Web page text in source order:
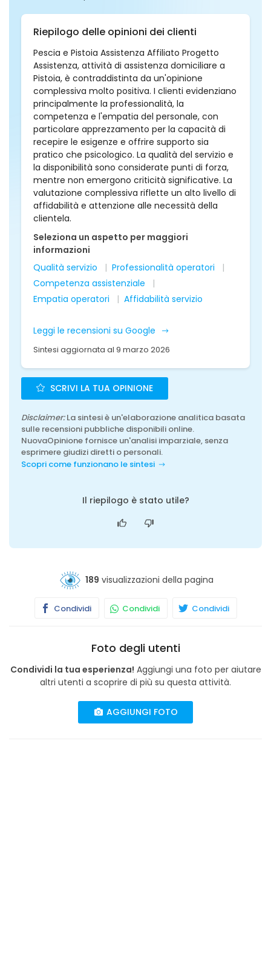
Riepilogo delle opinioni dei clienti
Pescia e Pistoia Assistenza Affiliato Progetto
Assistenza, attività di assistenza domiciliare a
Pistoia, è contraddistinta da un'opinione
complessiva molto positiva. I clienti evidenziano
principalmente la professionalità, la
competenza e l'empatia del personale, con
particolare apprezzamento per la capacità di
recepire le esigenze e offrire supporto sia
pratico che psicologico. La qualità del servizio e
la disponibilità sono considerate punti di forza,
mentre non emergono criticità significative. La
valutazione complessiva riflette un alto livello di
affidabilità e attenzione alle necessità della
clientela.
Seleziona un aspetto per maggiori
informazioni
Qualità servizio
Professionalità operatori
Competenza assistenziale
Empatia operatori
Affidabilità servizio
Leggi le recensioni su Google
Sintesi aggiornata al 9 marzo 2026
SCRIVI LA TUA OPINIONE
Disclaimer:La sintesi è un'elaborazione analitica basata
sulle recensioni pubbliche disponibili online.
NuovaOpinione fornisce un'analisi imparziale, senza
esprimere giudizi diretti o personali.
Scopri come funzionano le sintesi
Il riepilogo è stato utile?
189 visualizzazioni della pagina
Condividi Condividi Condividi
Foto degli utenti
Condividi la tua esperienza! Aggiungi una foto per aiutare
altri utenti a scoprire di più su questa attività.
AGGIUNGI FOTO